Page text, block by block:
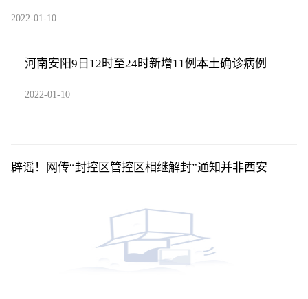
2022-01-10
河南安阳9日12时至24时新增11例本土确诊病例
2022-01-10
辟谣！网传“封控区管控区相继解封”通知并非西安